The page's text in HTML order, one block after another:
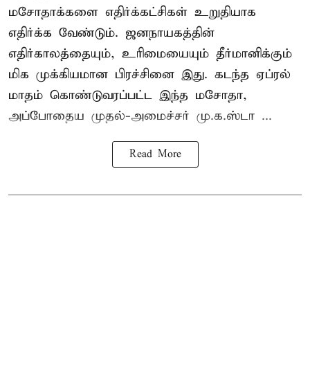
மசோதாக்களை எதிர்க்கட்சிகள் உறுதியாக
எதிர்க்க வேண்டும். ஜனநாயகத்தின்
எதிர்காலத்தையும், உரிமையையும் தீர்மானிக்கும்
மிக முக்கியமான பிரச்சினை இது. கடந்த ஏப்ரல்
மாதம் கொண்டுவரப்பட்ட இந்த மசோதா,
அப்போதைய முதல்-அமைச்சர் மு.க.ஸ்டா ...
Read More